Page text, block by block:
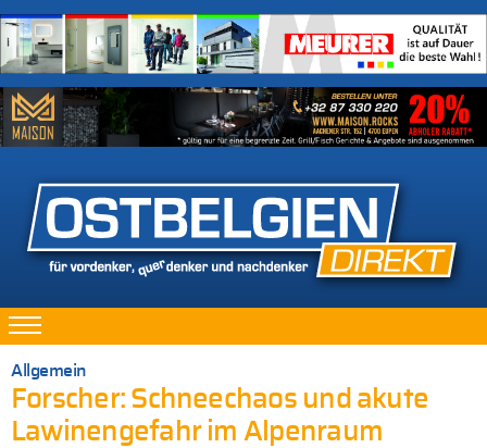
Allgemein
Forscher: Schneechaos und akute
Lawinengefahr im Alpenraum